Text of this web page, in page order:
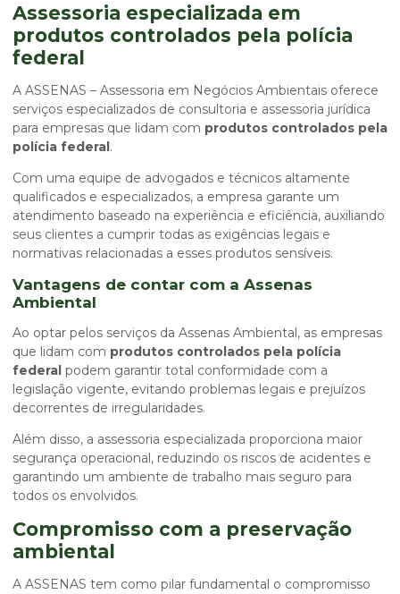
Assessoria especializada em
produtos controlados pela polícia
federal
A ASSENAS – Assessoria em Negócios Ambientais oferece
serviços especializados de consultoria e assessoria jurídica
para empresas que lidam com produtos controlados pela
polícia federal.
Com uma equipe de advogados e técnicos altamente
qualificados e especializados, a empresa garante um
atendimento baseado na experiência e eficiência, auxiliando
seus clientes a cumprir todas as exigências legais e
normativas relacionadas a esses produtos sensíveis.
Vantagens de contar com a Assenas
Ambiental
Ao optar pelos serviços da Assenas Ambiental, as empresas
que lidam com produtos controlados pela polícia
federal podem garantir total conformidade com a
legislação vigente, evitando problemas legais e prejuízos
decorrentes de irregularidades.
Além disso, a assessoria especializada proporciona maior
segurança operacional, reduzindo os riscos de acidentes e
garantindo um ambiente de trabalho mais seguro para
todos os envolvidos.
Compromisso com a preservação
ambiental
A ASSENAS tem como pilar fundamental o compromisso